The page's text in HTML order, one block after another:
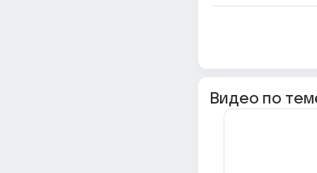
Видео по